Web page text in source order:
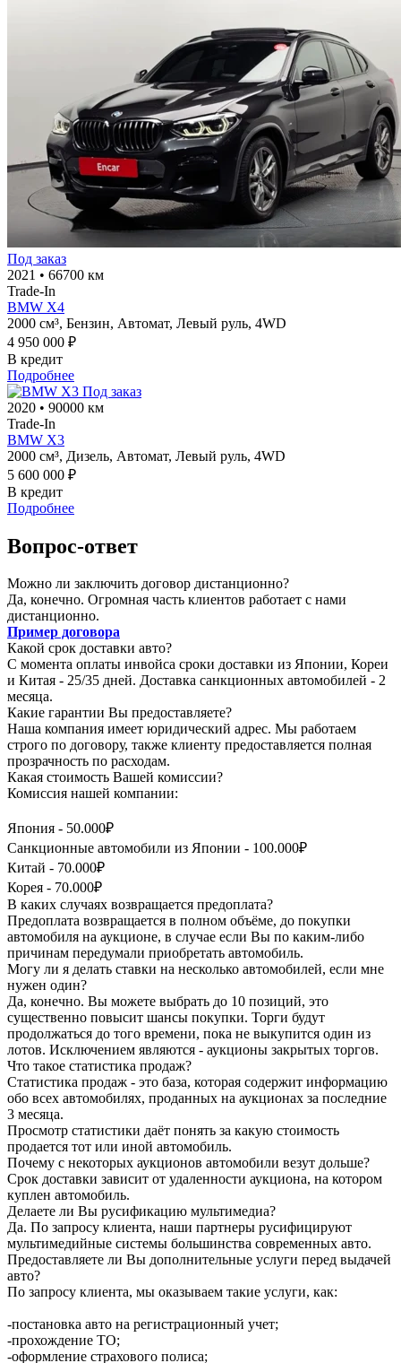
Под заказ
2021 • 66700 км
Trade-In
BMW X4
2000 см³, Бензин, Автомат, Левый руль, 4WD
4 950 000 ₽
В кредит
Подробнее
Под заказ
2020 • 90000 км
Trade-In
BMW X3
2000 см³, Дизель, Автомат, Левый руль, 4WD
5 600 000 ₽
В кредит
Подробнее
Вопрос-ответ
Можно ли заключить договор дистанционно?
Да, конечно. Огромная часть клиентов работает с нами
дистанционно.
Пример договора
Какой срок доставки авто?
С момента оплаты инвойса сроки доставки из Японии, Кореи
и Китая - 25/35 дней. Доставка санкционных автомобилей - 2
месяца.
Какие гарантии Вы предоставляете?
Наша компания имеет юридический адрес. Мы работаем
строго по договору, также клиенту предоставляется полная
прозрачность по расходам.
Какая стоимость Вашей комиссии?
Комиссия нашей компании:
Япония - 50.000₽
Санкционные автомобили из Японии - 100.000₽
Китай - 70.000₽
Корея - 70.000₽
В каких случаях возвращается предоплата?
Предоплата возвращается в полном объёме, до покупки
автомобиля на аукционе, в случае если Вы по каким-либо
причинам передумали приобретать автомобиль.
Могу ли я делать ставки на несколько автомобилей, если мне
нужен один?
Да, конечно. Вы можете выбрать до 10 позиций, это
существенно повысит шансы покупки. Торги будут
продолжаться до того времени, пока не выкупится один из
лотов. Исключением являются - аукционы закрытых торгов.
Что такое статистика продаж?
Статистика продаж - это база, которая содержит информацию
обо всех автомобилях, проданных на аукционах за последние
3 месяца.
Просмотр статистики даёт понять за какую стоимость
продается тот или иной автомобиль.
Почему с некоторых аукционов автомобили везут дольше?
Срок доставки зависит от удаленности аукциона, на котором
куплен автомобиль.
Делаете ли Вы русификацию мультимедиа?
Да. По запросу клиента, наши партнеры русифицируют
мультимедийные системы большинства современных авто.
Предоставляете ли Вы дополнительные услуги перед выдачей
авто?
По запросу клиента, мы оказываем такие услуги, как:
-постановка авто на регистрационный учет;
-прохождение ТО;
-оформление страхового полиса;